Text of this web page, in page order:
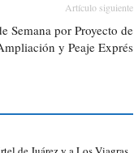
Artículo siguiente
Semana por Proyecto de
y Peaje Exprés